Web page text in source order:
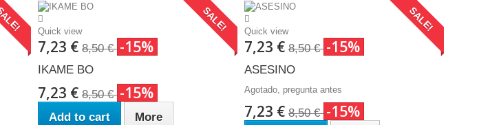
Quick view
7,23 € 8,50 € -15%
SALE!
IKAME BO
7,23 € 8,50 € -15%
Add to cart More
Quick view
7,23 € 8,50 € -15%
SALE!
ASESINO
Agotado, pregunta antes
7,23 € 8,50 € -15%